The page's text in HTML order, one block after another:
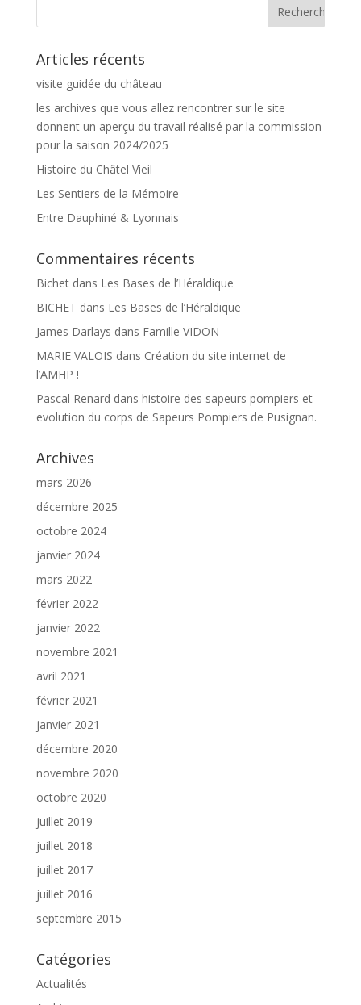
Articles récents
visite guidée du château
les archives que vous allez rencontrer sur le site
donnent un aperçu du travail réalisé par la commission
pour la saison 2024/2025
Histoire du Châtel Vieil
Les Sentiers de la Mémoire
Entre Dauphiné & Lyonnais
Commentaires récents
Bichetdans Les Bases de l’Héraldique
BICHET dans Les Bases de l’Héraldique
James Darlays dans Famille VIDON
MARIE VALOIS dans Création du site internet de
l’AMHP !
Pascal Renard dans histoire des sapeurs pompiers et
evolution du corps de Sapeurs Pompiers de Pusignan.
Archives
mars 2026
décembre 2025
octobre 2024
janvier 2024
mars 2022
février 2022
janvier 2022
novembre 2021
avril 2021
février 2021
janvier 2021
décembre 2020
novembre 2020
octobre 2020
juillet 2019
juillet 2018
juillet 2017
juillet 2016
septembre 2015
Catégories
Actualités